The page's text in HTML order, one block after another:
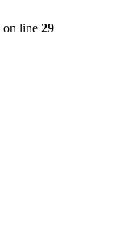
on line 29